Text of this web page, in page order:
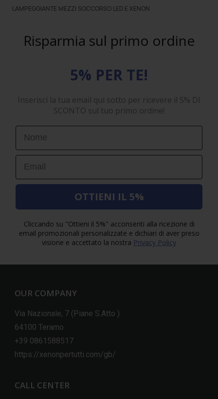
LAMPEGGIANTE MEZZI SOCCORSO LED E XENON
Risparmia sul primo ordine
5% PER TE!
Inserisci la tua email qui sotto per ricevere il 5% DI
SCONTO sul tuo primo ordine!
First Name
Email
OTTIENI IL 5%
Cliccando su "Ottieni il 5%" acconsenti alla ricezione di
email promozionali personalizzate e dichiari di aver preso
visione e accettato la nostra Privacy Policy
OUR COMPANY
Via Nazionale, 7 (Piane S.Atto )
64100 Teramo
+39 0861588517
https://xenonpertutti.com/gb/
CALL CENTER